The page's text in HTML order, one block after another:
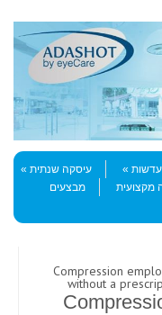
עדשות
עיסקה שנתית
מקצועית
מבצעים
> Compression
without a